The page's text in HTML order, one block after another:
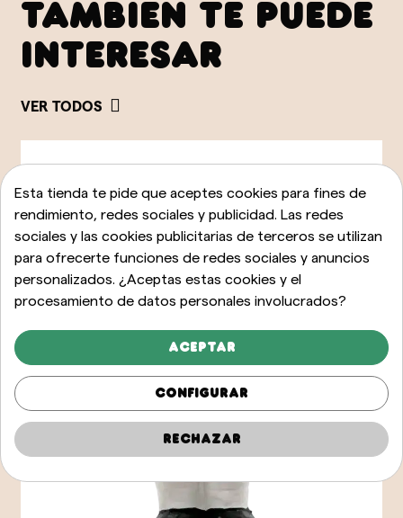
TAMBIÉN TE PUEDE
INTERESAR
VER TODOS
Esta tienda te pide que aceptes cookies para fines de
rendimiento, redes sociales y publicidad. Las redes
sociales y las cookies publicitarias de terceros se utilizan
para ofrecerte funciones de redes sociales y anuncios
personalizados. ¿Aceptas estas cookies y el
procesamiento de datos personales involucrados?
Aceptar
Configurar
Rechazar